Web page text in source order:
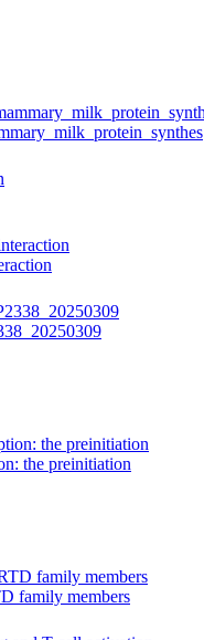
the preinitiation
family members